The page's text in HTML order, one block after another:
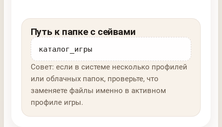
Путь к папке с сейвами
каталог_игры
Совет: если в системе несколько профилей
или облачных папок, проверьте, что
заменяете файлы именно в активном
профиле игры.